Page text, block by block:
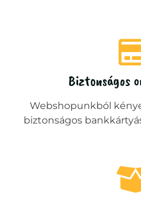
Biztonságos
Webshopunkból
biztonságos